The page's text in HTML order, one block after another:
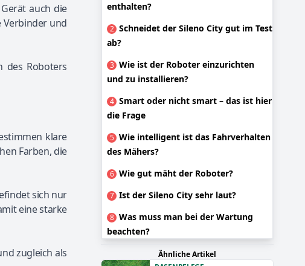
auch die
Verbinder und
des Roboters
klare
Farben, die
sich nur
eine starke
zugleich als
enthalten?
2 Schneidet der Sileno City gut im Test
ab?
3 Wie ist der Roboter einzurichten
und zu installieren?
4 Smart oder nicht smart – das ist hier
die Frage
5 Wie intelligent ist das Fahrverhalten
des Mähers?
6 Wie gut mäht der Roboter?
7 Ist der Sileno City sehr laut?
8 Was muss man bei der Wartung
beachten?
Ähnliche Artikel